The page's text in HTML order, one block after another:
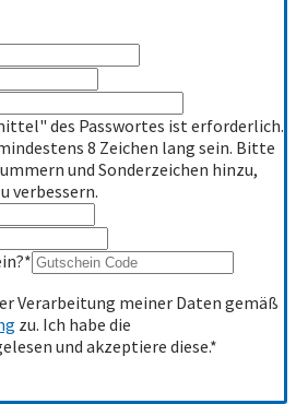
des Passwortes ist erforderlich.
8 Zeichen lang sein. Bitte
und Sonderzeichen hinzu,
verbessern.
*
Verarbeitung meiner Daten gemäß
zu. Ich habe die
und akzeptiere diese.*